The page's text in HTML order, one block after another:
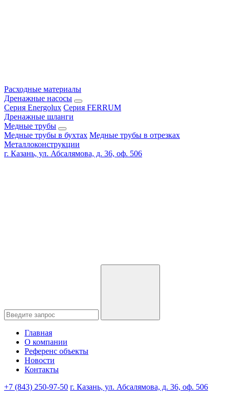
Расходные материалы
Дренажные насосы
Серия Energolux Серия FERRUM
Дренажные шланги
Медные трубы
Медные трубы в бухтах Медные трубы в отрезках
Металлоконструкции
г. Казань, ул. Абсалямова, д. 36, оф. 506
Главная
О компании
Референс объекты
Новости
Контакты
+7 (843) 250-97-50 г. Казань, ул. Абсалямова, д. 36, оф. 506